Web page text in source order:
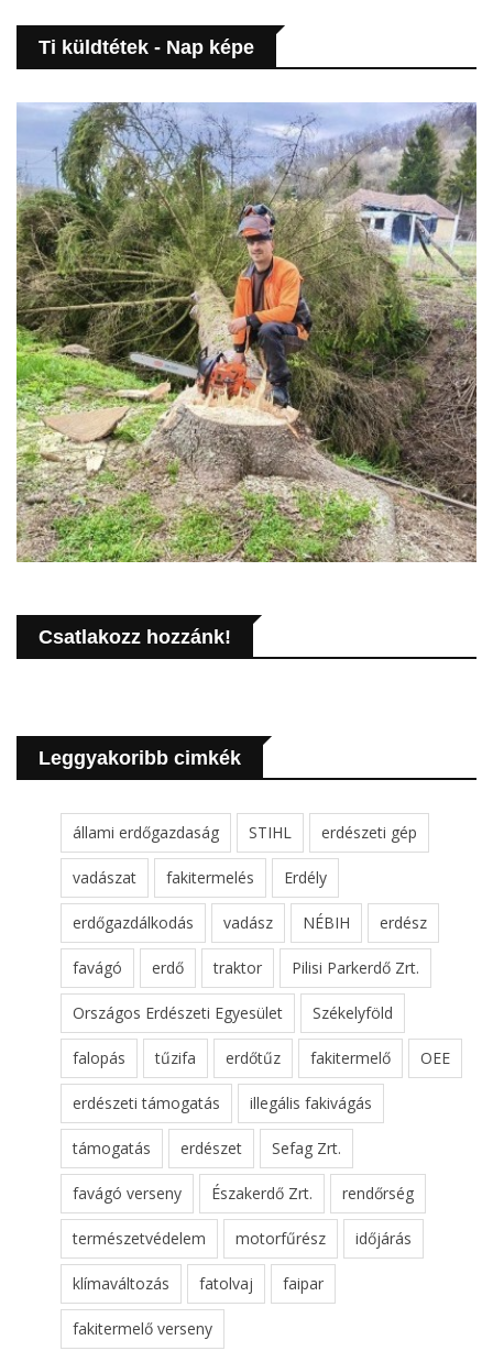
Ti küldtétek - Nap képe
Csatlakozz hozzánk!
Leggyakoribb cimkék
állami erdőgazdaság STIHL erdészeti gép
vadászat fakitermelés Erdély
erdőgazdálkodás vadász NÉBIH erdész
favágó erdő traktor Pilisi Parkerdő Zrt.
Országos Erdészeti Egyesület Székelyföld
falopás tűzifa erdőtűz fakitermelő OEE
erdészeti támogatás illegális fakivágás
támogatás erdészet Sefag Zrt.
favágó verseny Északerdő Zrt. rendőrség
természetvédelem motorfűrész időjárás
klímaváltozás fatolvaj faipar
fakitermelő verseny